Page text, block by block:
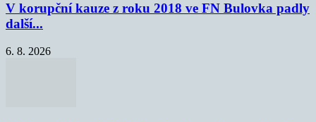
V korupční kauze z roku 2018 ve FN Bulovka padly
další...
6. 8. 2026